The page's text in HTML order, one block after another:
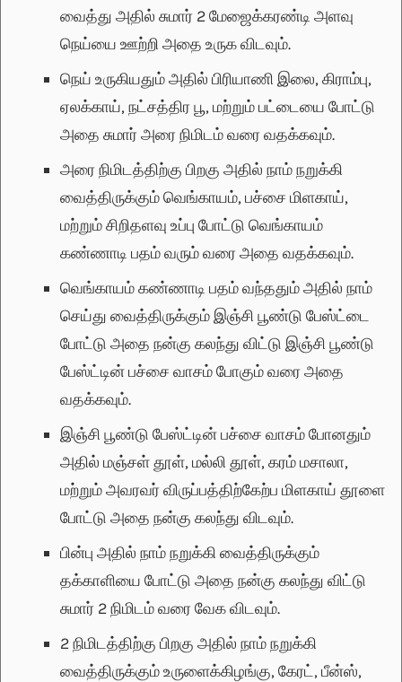
வைத்து அதில் சுமார் 2 மேஜைக்கரண்டி அளவு
நெய்யை ஊற்றி அதை உருக விடவும்.
நெய் உருகியதும் அதில் பிரியாணி இலை, கிராம்பு,
ஏலக்காய், நட்சத்திர பூ, மற்றும் பட்டையை போட்டு
அதை சுமார் அரை நிமிடம் வரை வதக்கவும்.
அரை நிமிடத்திற்கு பிறகு அதில் நாம் நறுக்கி
வைத்திருக்கும் வெங்காயம், பச்சை மிளகாய்,
மற்றும் சிறிதளவு உப்பு போட்டு வெங்காயம்
கண்ணாடி பதம் வரும் வரை அதை வதக்கவும்.
வெங்காயம் கண்ணாடி பதம் வந்ததும் அதில் நாம்
செய்து வைத்திருக்கும் இஞ்சி பூண்டு பேஸ்ட்டை
போட்டு அதை நன்கு கலந்து விட்டு இஞ்சி பூண்டு
பேஸ்ட்டின் பச்சை வாசம் போகும் வரை அதை
வதக்கவும்.
இஞ்சி பூண்டு பேஸ்ட்டின் பச்சை வாசம் போனதும்
அதில் மஞ்சள் தூள், மல்லி தூள், கரம் மசாலா,
மற்றும் அவரவர் விருப்பத்திற்கேற்ப மிளகாய் தூளை
போட்டு அதை நன்கு கலந்து விடவும்.
பின்பு அதில் நாம் நறுக்கி வைத்திருக்கும்
தக்காளியை போட்டு அதை நன்கு கலந்து விட்டு
சுமார் 2 நிமிடம் வரை வேக விடவும்.
2 நிமிடத்திற்கு பிறகு அதில் நாம் நறுக்கி
வைத்திருக்கும் உருளைக்கிழங்கு, கேரட், பீன்ஸ்,